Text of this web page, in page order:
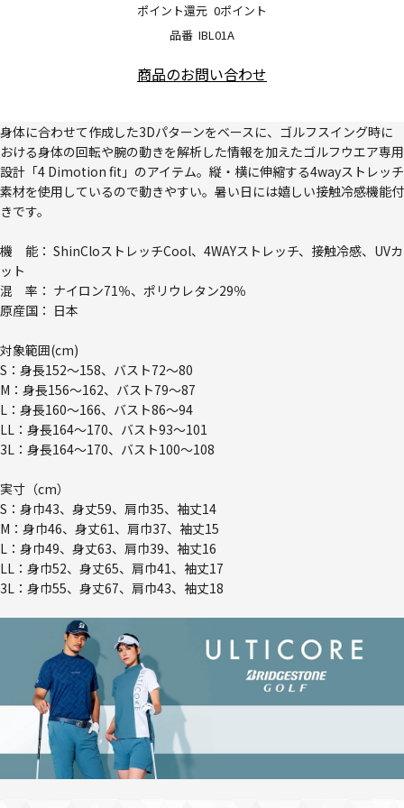
品番 IBL01A
ポイント還元 0ポイント
商品のお問い合わせ
身体に合わせて作成した3Dパターンをベースに、ゴルフスイング時に
おける身体の回転や腕の動きを解析した情報を加えたゴルフウエア専用
設計「4 Dimotion fit」のアイテム。縦・横に伸縮する4wayストレッチ
素材を使用しているので動きやすい。暑い日には嬉しい接触冷感機能付
きです。
機 能： ShinCloストレッチCool、4WAYストレッチ、接触冷感、UVカ
ット
混 率： ナイロン71％、ポリウレタン29％
原産国： 日本
対象範囲(cm)
S：身長152～158、バスト72～80
M：身長156～162、バスト79～87
L：身長160～166、バスト86～94
LL：身長164～170、バスト93～101
3L：身長164～170、バスト100～108
実寸（cm）
S：身巾43、身丈59、肩巾35、袖丈14
M：身巾46、身丈61、肩巾37、袖丈15
L：身巾49、身丈63、肩巾39、袖丈16
LL：身巾52、身丈65、肩巾41、袖丈17
3L：身巾55、身丈67、肩巾43、袖丈18